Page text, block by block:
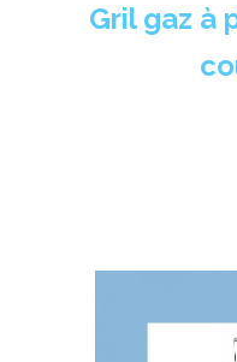
Gril gaz à